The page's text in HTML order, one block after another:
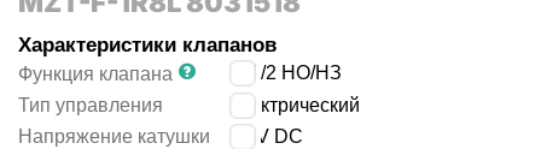
Характеристики клапанов
Функция клапана
2x3/2 НO/НЗ
Тип управления
электрический
Напряжение катушки
24 V DC